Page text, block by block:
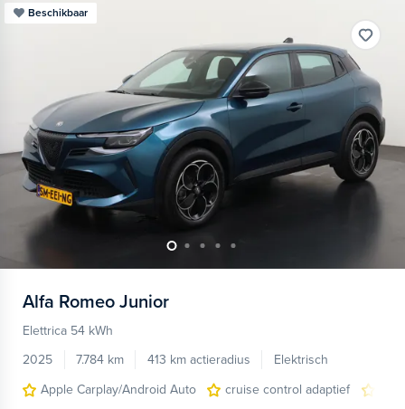
Beschikbaar
Alfa Romeo Junior
Elettrica 54 kWh
2025
7.784 km 413 km actieradius
Elektrisch
Apple Carplay/Android Auto
cruise control adaptief